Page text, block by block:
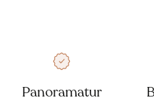
Panoramatur